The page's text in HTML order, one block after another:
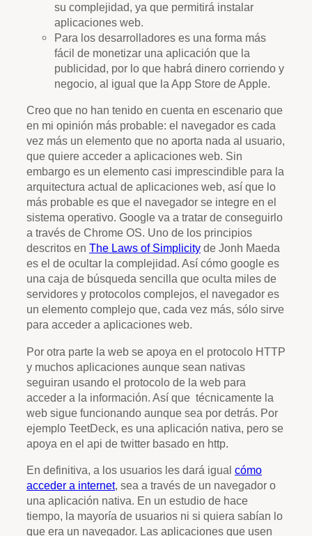
su complejidad, ya que permitirá instalar
aplicaciones web.
Para los desarrolladores es una forma más
fácil de monetizar una aplicación que la
publicidad, por lo que habrá dinero corriendo y
negocio, al igual que la App Store de Apple.
Creo que no han tenido en cuenta en escenario que
en mi opinión más probable: el navegador es cada
vez más un elemento que no aporta nada al usuario,
que quiere acceder a aplicaciones web. Sin
embargo es un elemento casi imprescindible para la
arquitectura actual de aplicaciones web, así que lo
más probable es que el navegador se integre en el
sistema operativo. Google va a tratar de conseguirlo
a través de Chrome OS. Uno de los principios
descritos en The Laws of Simplicity de Jonh Maeda
es el de ocultar la complejidad. Así cómo google es
una caja de búsqueda sencilla que oculta miles de
servidores y protocolos complejos, el navegador es
un elemento complejo que, cada vez más, sólo sirve
para acceder a aplicaciones web.
Por otra parte la web se apoya en el protocolo HTTP
y muchos aplicaciones aunque sean nativas
seguiran usando el protocolo de la web para
acceder a la información. Así que técnicamente la
web sigue funcionando aunque sea por detrás. Por
ejemplo TeetDeck, es una aplicación nativa, pero se
apoya en el api de twitter basado en http.
En definitiva, a los usuarios les dará igual cómo
acceder a internet, sea a través de un navegador o
una aplicación nativa. En un estudio de hace
tiempo, la mayoría de usuarios ni si quiera sabían lo
que era un navegador. Las aplicaciones que usen